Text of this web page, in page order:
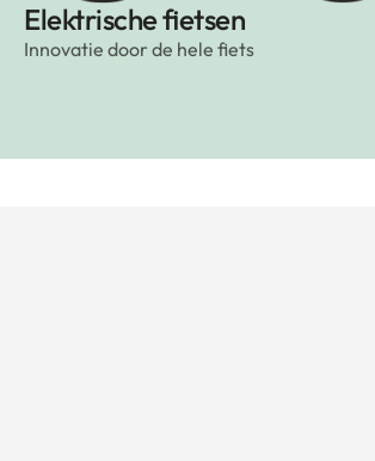
Elektrische fietsen
Innovatie door de hele fiets